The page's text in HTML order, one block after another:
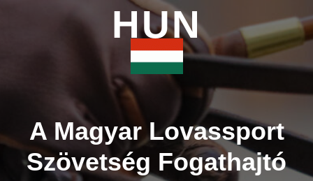
HUN
A Magyar Lovassport
Szövetség Fogathajtó